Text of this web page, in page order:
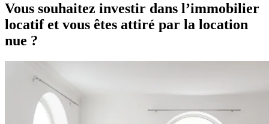
Vous souhaitez investir dans l’immobilier
locatif et vous êtes attiré par la location
nue ?